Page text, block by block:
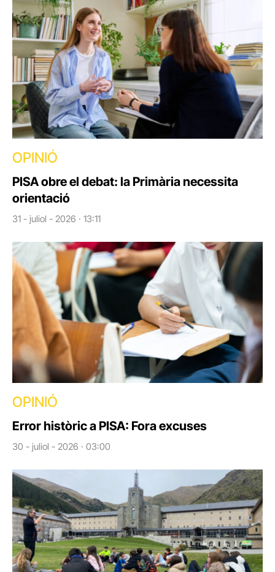
OPINIÓ
PISA obre el debat: la Primària necessita
orientació
31 - juliol - 2026 · 13:11
OPINIÓ
Error històric a PISA: Fora excuses
30 - juliol - 2026 · 03:00